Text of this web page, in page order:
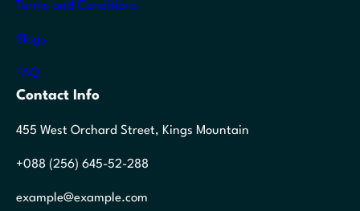
Terms and Conditions
Blogs
FAQ
Contact Info
455 West Orchard Street, Kings Mountain
+088 (256) 645-52-288
example@example.com